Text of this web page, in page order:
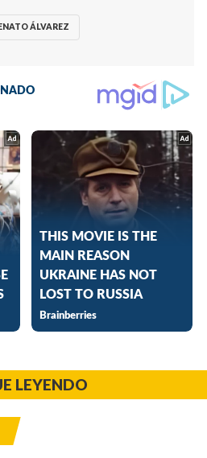
ÁLVAREZ
LEYENDO